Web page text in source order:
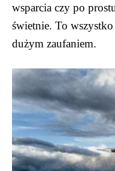
wsparcia czy po
świetnie. To
dużym zaufaniem.